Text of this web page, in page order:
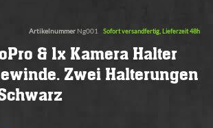
Artikelnummer Ng001 Sofort versandfertig, Lieferzeit 48h
& 1x Kamera Halter
Zwei Halterungen